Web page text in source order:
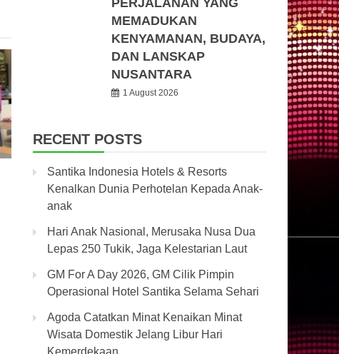
PERJALANAN YANG
MEMADUKAN
KENYAMANAN, BUDAYA,
DAN LANSKAP
NUSANTARA
1 August 2026
RECENT POSTS
Santika Indonesia Hotels & Resorts
Kenalkan Dunia Perhotelan Kepada Anak-
anak
Hari Anak Nasional, Merusaka Nusa Dua
Lepas 250 Tukik, Jaga Kelestarian Laut
GM For A Day 2026, GM Cilik Pimpin
Operasional Hotel Santika Selama Sehari
Agoda Catatkan Minat Kenaikan Minat
Wisata Domestik Jelang Libur Hari